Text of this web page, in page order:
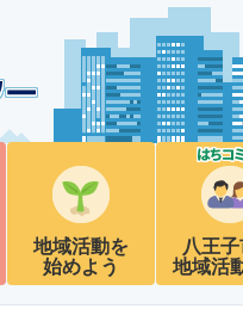
地域活動を
始めよう
八王
地域活